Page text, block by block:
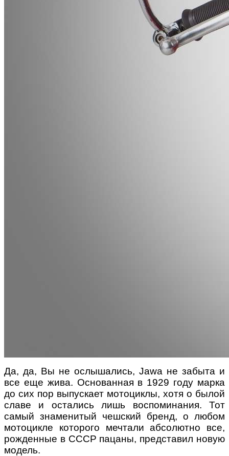
Да, да, Вы не ослышались, Jawa не забыта и
все еще жива. Основанная в 1929 году марка
до сих пор выпускает мотоциклы, хотя о былой
славе и остались лишь воспоминания. Тот
самый знаменитый чешский бренд, о любом
мотоцикле которого мечтали абсолютно все,
рожденные в СССР пацаны, представил новую
модель.